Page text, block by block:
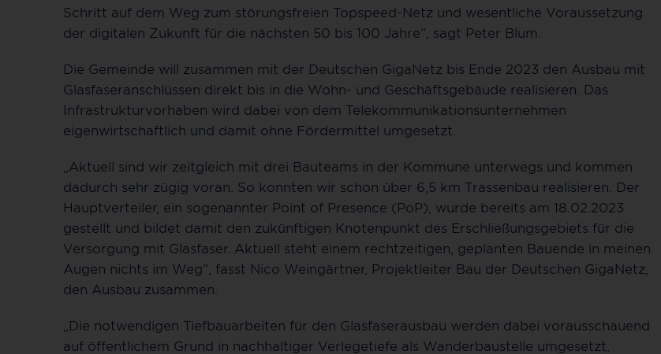
Schritt auf dem Weg zum störungsfreien Topspeed-Netz und wesentliche Voraussetzung
der digitalen Zukunft für die nächsten 50 bis 100 Jahre“, sagt Peter Blum.
Die Gemeinde will zusammen mit der Deutschen GigaNetz bis Ende 2023 den Ausbau mit
Glasfaseranschlüssen direkt bis in die Wohn- und Geschäftsgebäude realisieren. Das
Infrastrukturvorhaben wird dabei von dem Telekommunikationsunternehmen
eigenwirtschaftlich und damit ohne Fördermittel umgesetzt.
„Aktuell sind wir zeitgleich mit drei Bauteams in der Kommune unterwegs und kommen
dadurch sehr zügig voran. So konnten wir schon über 6,5 km Trassenbau realisieren. Der
Hauptverteiler, ein sogenannter Point of Presence (PoP), wurde bereits am 18.02.2023
gestellt und bildet damit den zukünftigen Knotenpunkt des Erschließungsgebiets für die
Versorgung mit Glasfaser. Aktuell steht einem rechtzeitigen, geplanten Bauende in meinen
Augen nichts im Weg“, fasst Nico Weingärtner, Projektleiter Bau der Deutschen GigaNetz,
den Ausbau zusammen.
„Die notwendigen Tiefbauarbeiten für den Glasfaserausbau werden dabei vorausschauend
auf öffentlichem Grund in nachhaltiger Verlegetiefe als Wanderbaustelle umgesetzt,